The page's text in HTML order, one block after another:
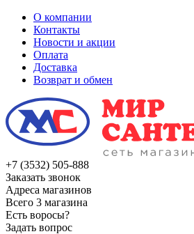
О компании
Контакты
Новости и акции
Оплата
Доставка
Возврат и обмен
+7 (3532) 505-888
Заказать звонок
Адреса магазинов
Всего 3 магазина
Есть воросы?
Задать вопрос